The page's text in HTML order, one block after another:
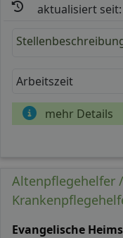
aktualisiert seit:
Arbeitszeit
mehr Details
Altenpflegehelfer
Evangelische